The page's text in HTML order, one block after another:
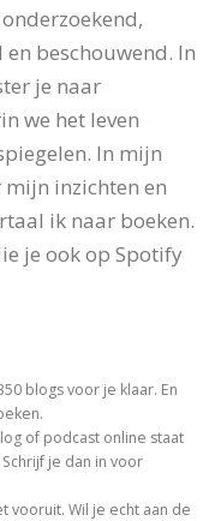
beschouwend. In
je naar
we het leven
In mijn
mijn inzichten en
ik naar boeken.
je ook op Spotify
blogs voor je klaar. En
of podcast online staat
Schrijf je dan in voor
vooruit. Wil je echt aan de